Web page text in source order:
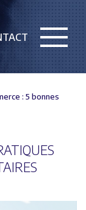
: 5 bonnes